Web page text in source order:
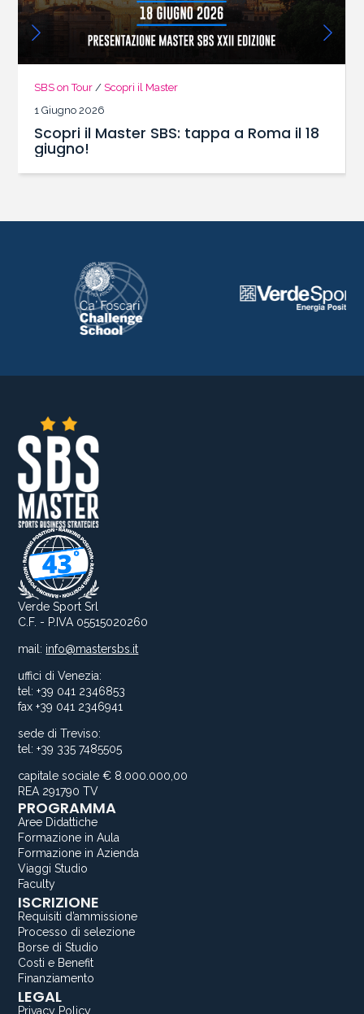
SBS on Tour / Scopri il Master
1 Giugno 2026
Scopri il Master SBS: tappa a Roma il 18
giugno!
Verde Sport Srl
C.F. - P.IVA 05515020260
mail: info@mastersbs.it
uffici di Venezia:
tel: +39 041 2346853
fax +39 041 2346941
sede di Treviso:
tel: +39 335 7485505
capitale sociale € 8.000.000,00
REA 291790 TV
PROGRAMMA
Aree Didattiche
Formazione in Aula
Formazione in Azienda
Viaggi Studio
Faculty
ISCRIZIONE
Requisiti d’ammissione
Processo di selezione
Borse di Studio
Costi e Benefit
Finanziamento
LEGAL
Privacy Policy